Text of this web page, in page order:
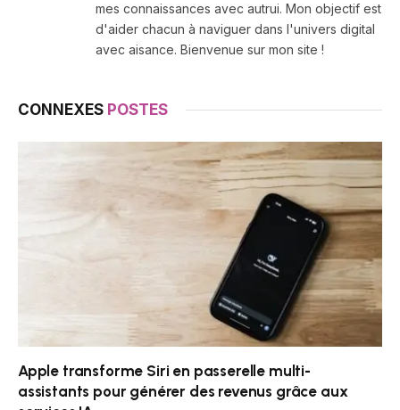
mes connaissances avec autrui. Mon objectif est
d'aider chacun à naviguer dans l'univers digital
avec aisance. Bienvenue sur mon site !
CONNEXES POSTES
Apple transforme Siri en passerelle multi-
assistants pour générer des revenus grâce aux